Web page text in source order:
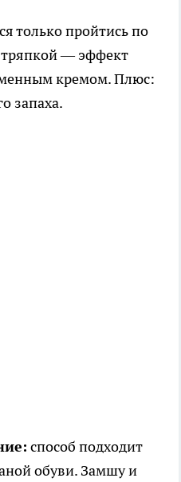
только пройтись по
тряпкой — эффект
кремом. Плюс:
запаха.
способ подходит
обуви. Замшу и